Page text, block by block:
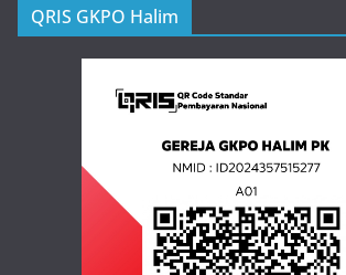
QRIS GKPO Halim